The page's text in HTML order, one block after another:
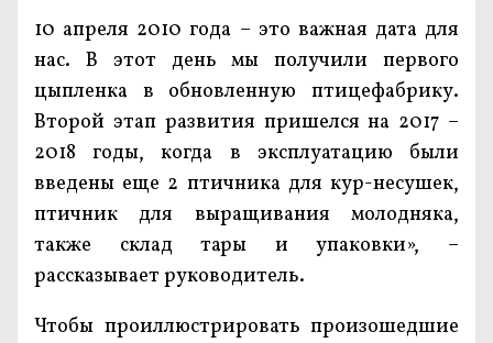
10 апреля 2010 года – это важная дата для
нас. В этот день мы получили первого
цыпленка в обновленную птицефабрику.
Второй этап развития пришелся на 2017 –
2018 годы, когда в эксплуатацию были
введены еще 2 птичника для кур-несушек,
птичник для выращивания молодняка,
также склад тары и упаковки», –
рассказывает руководитель.
Чтобы проиллюстрировать произошедшие